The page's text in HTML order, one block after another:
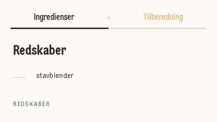
Ingredienser Tilberedning
Redskaber
stavblender
REDSKABER